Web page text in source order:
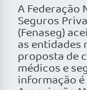
A Federação
Seguros
(Fenaseg)
as entidades
proposta de
médicos e
informação